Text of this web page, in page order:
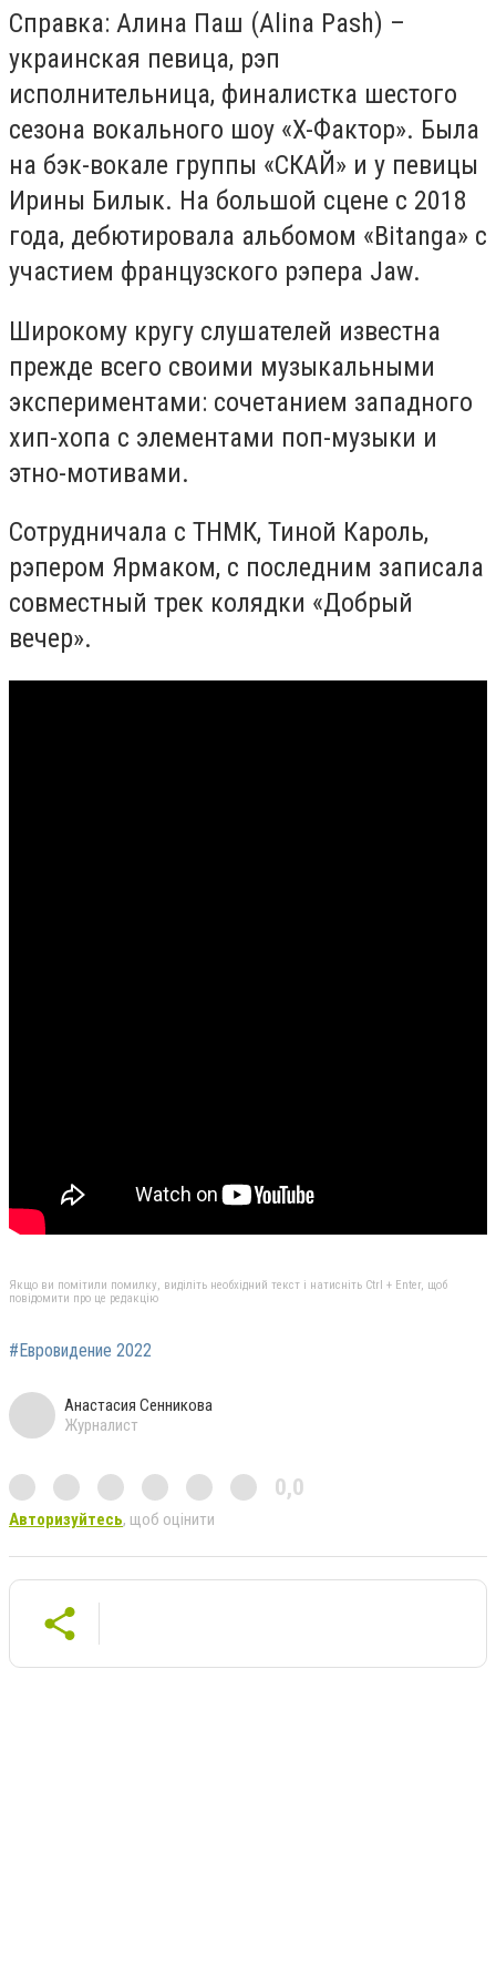
Справка: Алина Паш (Alina Pash) –
украинская певица, рэп
исполнительница, финалистка шестого
сезона вокального шоу «X-Фактор». Была
на бэк-вокале группы «СКАЙ» и у певицы
Ирины Билык. На большой сцене с 2018
года, дебютировала альбомом «Bitanga» с
участием французского рэпера Jaw.
Широкому кругу слушателей известна
прежде всего своими музыкальными
экспериментами: сочетанием западного
хип-хопа с элементами поп-музыки и
этно-мотивами.
Сотрудничала с ТНМК, Тиной Кароль,
рэпером Ярмаком, с последним записала
совместный трек колядки «Добрый
вечер».
Якщо ви помітили помилку, виділіть необхідний текст і натисніть Ctrl + Enter, щоб
повідомити про це редакцію
#Евровидение 2022
Анастасия Сенникова
Журналист
0,0
Авторизуйтесь, щоб оцінити